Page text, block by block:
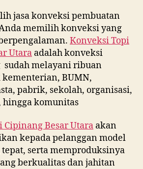
0815
995
6854
jasa konveksi pembuatan
memilih konveksi yang
Konveksi Topi
Utara adalah konveksi
sudah melayani ribuan
BUMN,
pabrik, sekolah, organisasi,
komunitas
Cipinang Besar Utara akan
kepada pelanggan model
serta memproduksinya
berkualitas dan jahitan